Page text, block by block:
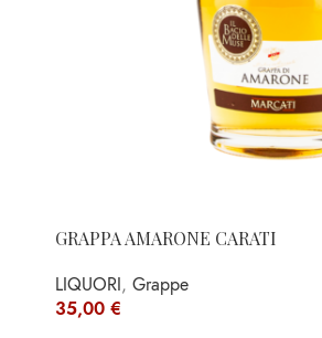
GRAPPA AMARONE CARATI
LIQUORI, Grappe
35,00 €